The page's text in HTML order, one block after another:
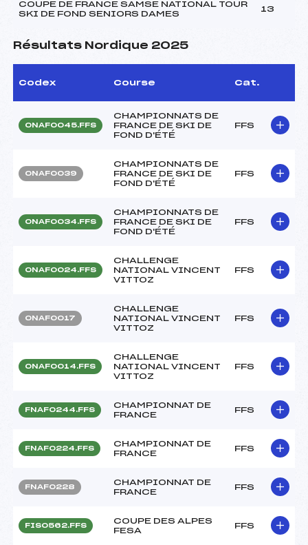
COUPE DE FRANCE SAMSE NATIONAL TOUR
SKI DE FOND SENIORS DAMES
13
Résultats Nordique 2025
Codex Course Cat.
ONAF0045.FFS
CHAMPIONNATS DE
FRANCE DE SKI DE
FOND D'ÉTÉ
FFS
ONAF0039
CHAMPIONNATS DE
FRANCE DE SKI DE
FOND D'ÉTÉ
FFS
ONAF0034.FFS
CHAMPIONNATS DE
FRANCE DE SKI DE
FOND D'ÉTÉ
FFS
ONAF0024.FFS
CHALLENGE
NATIONAL VINCENT
VITTOZ
FFS
ONAF0017
CHALLENGE
NATIONAL VINCENT
VITTOZ
FFS
ONAF0014.FFS
CHALLENGE
NATIONAL VINCENT
VITTOZ
FFS
FNAF0244.FFS
CHAMPIONNAT DE
FRANCE
FFS
FNAF0224.FFS
CHAMPIONNAT DE
FRANCE
FFS
FNAF0228
CHAMPIONNAT DE
FRANCE
FFS
FIS0562.FFS
COUPE DES ALPES
FESA
FFS